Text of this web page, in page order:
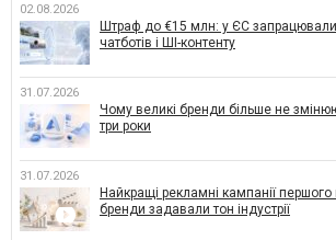
02.08.2026
Штраф до €15 млн: у ЄС
чатботів і ШІ-контенту
31.07.2026
Чому великі бренди більше не
три роки
31.07.2026
Найкращі рекламні кампанії першого
бренди задавали тон індустрії